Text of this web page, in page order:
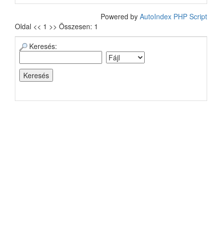
Powered by AutoIndex PHP Script
Oldal << 1 >> Összesen: 1
Keresés: